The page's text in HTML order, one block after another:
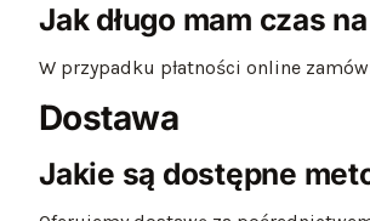
Jak długo mam czas
W przypadku płatności online
Dostawa
Jakie są dostępne